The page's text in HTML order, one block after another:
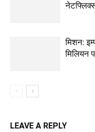
मिशन:
मिलियन
LEAVE A REPLY